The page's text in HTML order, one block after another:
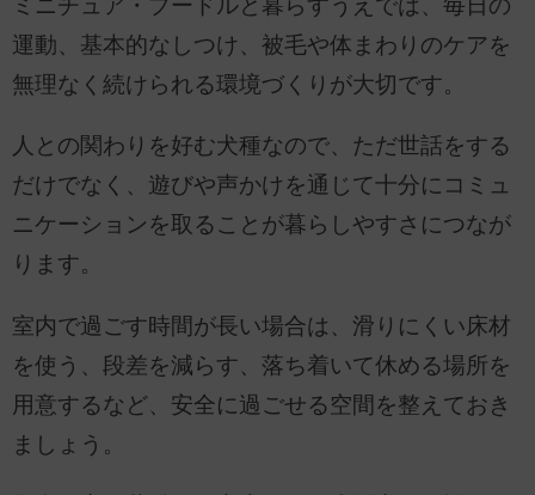
運動、基本的なしつけ、被毛や体まわりのケアを
無理なく続けられる環境づくりが大切です。
人との関わりを好む犬種なので、ただ世話をする
だけでなく、遊びや声かけを通じて十分にコミュ
ニケーションを取ることが暮らしやすさにつなが
ります。
室内で過ごす時間が長い場合は、滑りにくい床材
を使う、段差を減らす、落ち着いて休める場所を
用意するなど、安全に過ごせる空間を整えておき
ましょう。